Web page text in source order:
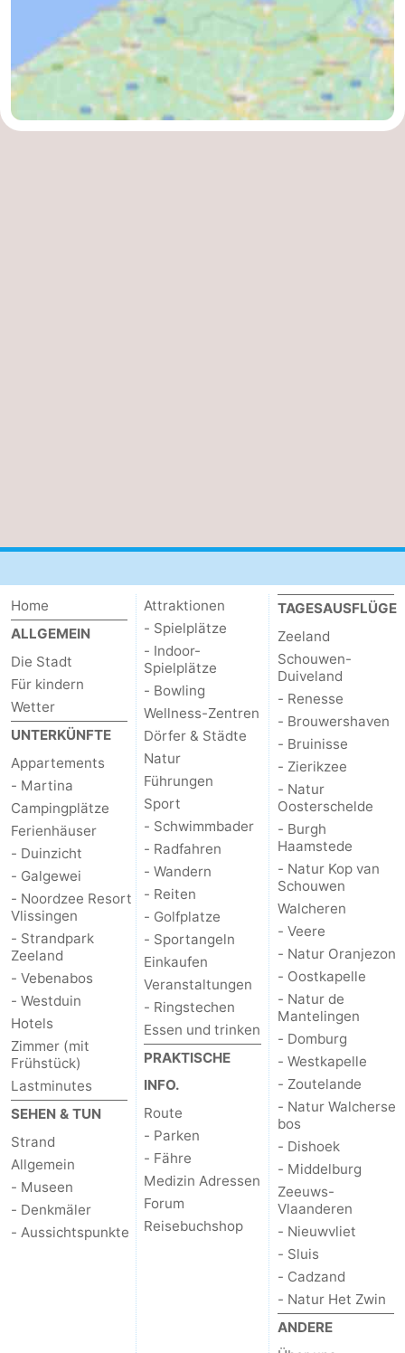
Home
ALLGEMEIN
Die Stadt
Für kindern
Wetter
UNTERKÜNFTE
Appartements
- Martina
Campingplätze
Ferienhäuser
- Duinzicht
- Galgewei
- Noordzee Resort
Vlissingen
- Strandpark
Zeeland
- Vebenabos
- Westduin
Hotels
Zimmer (mit
Frühstück)
Lastminutes
SEHEN & TUN
Strand
Allgemein
- Museen
- Denkmäler
- Aussichtspunkte
Attraktionen
- Spielplätze
- Indoor-
Spielplätze
- Bowling
Wellness-Zentren
Dörfer & Städte
Natur
Führungen
Sport
- Schwimmbader
- Radfahren
- Wandern
- Reiten
- Golfplatze
- Sportangeln
Einkaufen
Veranstaltungen
- Ringstechen
Essen und trinken
PRAKTISCHE
INFO.
Route
- Parken
- Fähre
Medizin Adressen
Forum
Reisebuchshop
TAGESAUSFLÜGE
Zeeland
Schouwen-
Duiveland
- Renesse
- Brouwershaven
- Bruinisse
- Zierikzee
- Natur
Oosterschelde
- Burgh
Haamstede
- Natur Kop van
Schouwen
Walcheren
- Veere
- Natur Oranjezon
- Oostkapelle
- Natur de
Mantelingen
- Domburg
- Westkapelle
- Zoutelande
- Natur Walcherse
bos
- Dishoek
- Middelburg
Zeeuws-
Vlaanderen
- Nieuwvliet
- Sluis
- Cadzand
- Natur Het Zwin
ANDERE